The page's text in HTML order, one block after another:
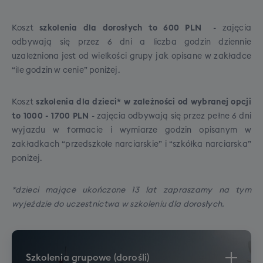
Toruń/Bydgoszcz
Dopłata 150 PLN,min.
20 osób
Trójmiasto
Dopłata 200 PLN,
min.
20 osób
Wrocław
zorganizujemy transportem alternatywnym
(najczęściej autokar antenkowy, ale czasami też
PKP / FlixBus).
bezwzględnie poczeka na Ciebie w punkcie
przesiadkowym, co nie jest gwarantowane przy
dojeździe na własną rękę.
W trosce o bezpieczeństwo i komfort Waszej
podróży obowiązujące limity bagażu będą
skrupulatnie sprawdzane. Piloci mają prawo do
nie przyjęcia na pokład nadbagażu tj.: torby,
lub wymiarowy albo jest walizką utwardzoną ze
wszystkich stron (skorupa), czy też pokrowca
+250 PLN
Miejsce XXL to gwarancja minimum 90cm
warunku, zastrzegamy możliwość
zamiany tej opcji na dodatkowe wolne
Koszt szkolenia dla dorosłych to 600 PLN
- zajęcia
odbywają się przez 6 dni a liczba godzin dziennie
uzależniona jest od wielkości grupy jak opisane w zakładce
“ile godzin w cenie” poniżej.
Koszt szkolenia dla dzieci* w zależności od wybranej opcji
to 1000 - 1700 PLN
- zajęcia odbywają się przez pełne 6 dni
wyjazdu w formacie i wymiarze godzin opisanym w
zakładkach “przedszkole narciarskie” i “szkółka narciarska”
poniżej.
*dzieci mające ukończone 13 lat zapraszamy na tym
wyjeździe do uczestnictwa w szkoleniu dla dorosłych.
Szkolenia grupowe (dorośli)